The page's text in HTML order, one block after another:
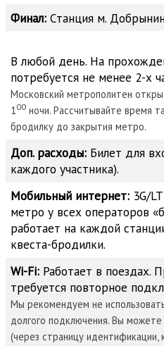
Финал:Станция м.
В любой день. На
потребуется не менее 2-х
Московский метрополитен
100 ночи. Рассчитывайте время
бродилку до закрытия метро.
Доп. расходы: Билет для
каждого участника).
Мобильный интернет: 3G/
метро у всех операторов
работает на каждой
квеста-бродилки.
Wi-Fi: Работает в поездах.
требуется повторное
Мы рекомендуем не
долгого подключения. Вы
(через страницу идентификации,